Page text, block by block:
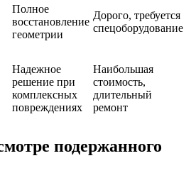
Полное
восстановление
геометрии
Дорого, требуется
спецоборудование
Надежное
решение при
комплексных
повреждениях
Наибольшая
стоимость,
длительный
ремонт
подержанного